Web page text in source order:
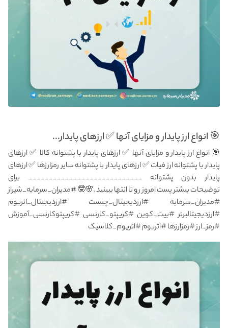
🎯 انواع ارز پایدار و مزایای آنها ✅ ارزهای پایدار...
🎯 انواع ارز پایدار و مزایای آنها ✅ ارزهای پایدار با پشتوانه کالا ✅ ارزهای
پایدار با پشتوانه ارز فیات ✅ ارزهای پایدار با پشتوانه سایر رمزارزها ✅ ارزهای
پایدار بدون پشتوانه ____________________________ برای
توضیحات بیشتر پست امروز رو تا انتها ببینید.🌸🤓 #مدیران_سرمایه_شیراز
#مدیران_سرمایه #ارزدیجیتال_چیست #ارزدیجیتال_اتریوم
#ارزدیجیتالبرتر #بیت_کوین #کریپتو_کارنسی #کریپتوکارنسی_آموزش
#رمز_ارز #رمزارزها #اتریوم #اتریوم_کلاسیک